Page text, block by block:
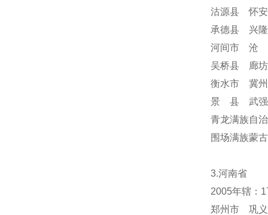
沽源县 怀
承德县 兴
河间市 沧
吴桥县 廊
衡水市 冀
景 县 武强
青龙满族自
围场满族蒙
3.河南省
2005年辖：
郑州市 巩